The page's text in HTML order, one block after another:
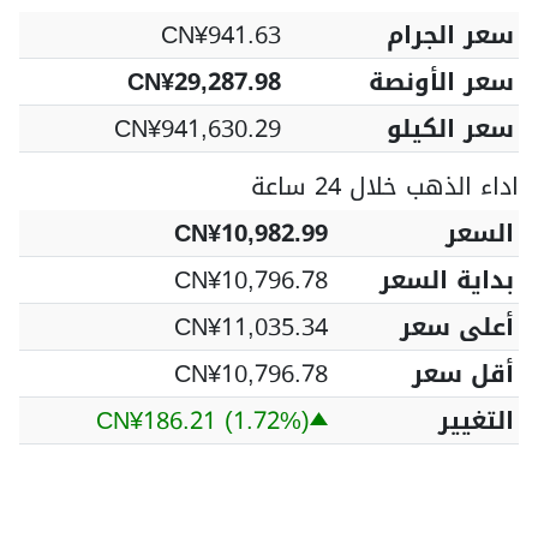
سعر الجرام
CN¥941.63
سعر الأونصة
CN¥29,287.98
سعر الكيلو
CN¥941,630.29
اداء الذهب خلال 24 ساعة
السعر
CN¥10,982.99
بداية السعر
CN¥10,796.78
أعلى سعر
CN¥11,035.34
أقل سعر
CN¥10,796.78
التغيير
CN¥186.21 (1.72%)